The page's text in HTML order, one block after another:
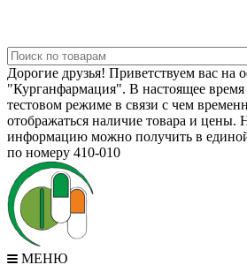
Дорогие друзья! Приветствуем вас
"Курганфармация". В настоящее время
тестовом режиме в связи с чем
отображаться наличие товара и цены.
информацию можно получить в
по номеру 410-010
МЕНЮ